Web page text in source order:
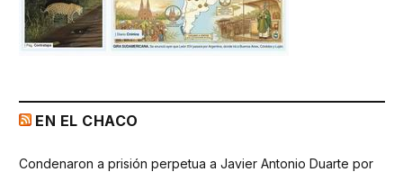
EN EL CHACO
Condenaron a prisión perpetua a Javier Antonio Duarte por